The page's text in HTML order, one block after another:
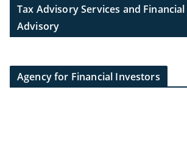
Tax Advisory Services and
Advisory
Agency for Financial Investors